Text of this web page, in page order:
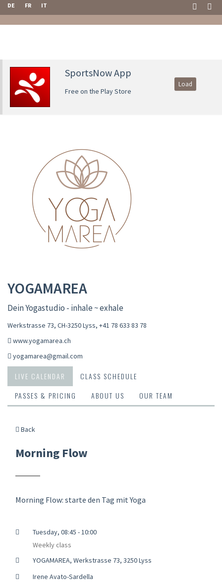
DE FR IT
SportsNow App
Free on the Play Store
Load
YOGAMAREA
Dein Yogastudio - inhale ~ exhale
Werkstrasse 73, CH-3250 Lyss, +41 78 633 83 78
www.yogamarea.ch
yogamarea@gmail.com
LIVE CALENDAR
CLASS SCHEDULE
PASSES & PRICING
ABOUT US OUR TEAM
Back
Morning Flow
Morning Flow: starte den Tag mit Yoga
Tuesday, 08:45 - 10:00
Weekly class
YOGAMAREA, Werkstrasse 73, 3250 Lyss
Irene Avato-Sardella